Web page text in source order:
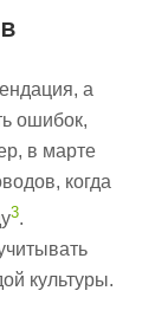
а
ошибок,
в марте
когда
3.
культуры.